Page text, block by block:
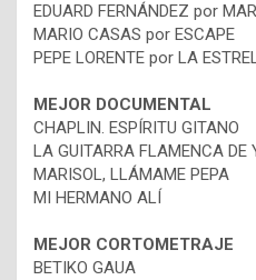
EDUARD FERNÁNDEZ por
MARIO CASAS por ESCAPE
PEPE LORENTE por LA
MEJOR DOCUMENTAL
CHAPLIN. ESPÍRITU GITANO
LA GUITARRA FLAMENCA DE
MARISOL, LLÁMAME PEPA
MI HERMANO ALÍ
MEJOR CORTOMETRAJE
BETIKO GAUA